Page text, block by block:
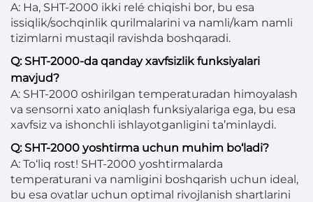
A: Ha, SHT-2000 ikki relé chiqishi bor, bu esa
issiqlik/sochqinlik qurilmalarini va namli/kam namli
tizimlarni mustaqil ravishda boshqaradi.
Q: SHT-2000-da qanday xavfsizlik funksiyalari
mavjud?
A: SHT-2000 oshirilgan temperaturadan himoyalash
va sensorni xato aniqlash funksiyalariga ega, bu esa
xavfsiz va ishonchli ishlayotganligini ta’minlaydi.
Q: SHT-2000 yoshtirma uchun muhim bo‘ladi?
A: To‘liq rost! SHT-2000 yoshtirmalarda
temperaturani va namligini boshqarish uchun ideal,
bu esa ovatlar uchun optimal rivojlanish shartlarini